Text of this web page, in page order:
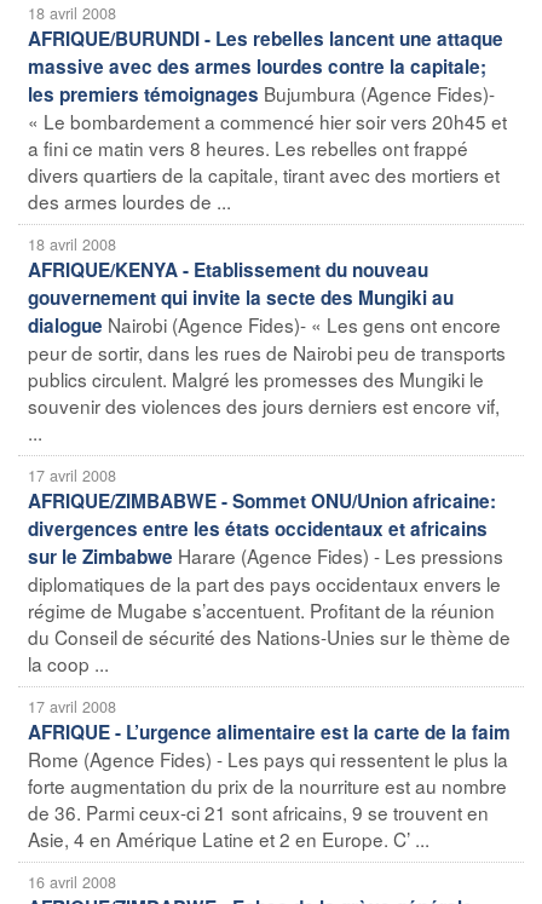
18 avril 2008
AFRIQUE/BURUNDI - Les rebelles lancent une attaque
massive avec des armes lourdes contre la capitale;
les premiers témoignages Bujumbura (Agence Fides)-
« Le bombardement a commencé hier soir vers 20h45 et
a fini ce matin vers 8 heures. Les rebelles ont frappé
divers quartiers de la capitale, tirant avec des mortiers et
des armes lourdes de ...
18 avril 2008
AFRIQUE/KENYA - Etablissement du nouveau
gouvernement qui invite la secte des Mungiki au
dialogue Nairobi (Agence Fides)- « Les gens ont encore
peur de sortir, dans les rues de Nairobi peu de transports
publics circulent. Malgré les promesses des Mungiki le
souvenir des violences des jours derniers est encore vif,
...
17 avril 2008
AFRIQUE/ZIMBABWE - Sommet ONU/Union africaine:
divergences entre les états occidentaux et africains
sur le Zimbabwe Harare (Agence Fides) - Les pressions
diplomatiques de la part des pays occidentaux envers le
régime de Mugabe s’accentuent. Profitant de la réunion
du Conseil de sécurité des Nations-Unies sur le thème de
la coop ...
17 avril 2008
AFRIQUE - L’urgence alimentaire est la carte de la faim
Rome (Agence Fides) - Les pays qui ressentent le plus la
forte augmentation du prix de la nourriture est au nombre
de 36. Parmi ceux-ci 21 sont africains, 9 se trouvent en
Asie, 4 en Amérique Latine et 2 en Europe. C’ ...
16 avril 2008